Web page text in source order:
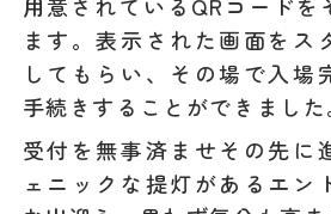
ます。表示された画面をス
してもらい、その場で入場
手続きすることができました
受付を無事済ませその先に
ェニックな提灯があるエン